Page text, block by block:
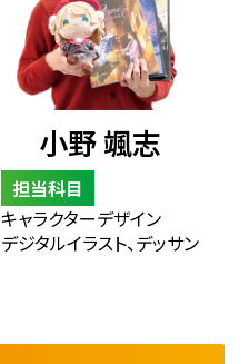
小野 颯志
担当科目
キャラクターデザイン
デジタルイラスト、デッサン